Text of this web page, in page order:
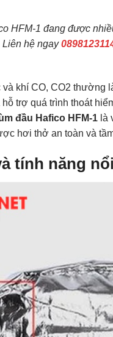
HFM-1 đang được
Liên hệ ngay
và khí CO, CO2
trợ quá trình thoát
đầu Hafico HFM-1 là
hơi thở an toàn và
tính năng